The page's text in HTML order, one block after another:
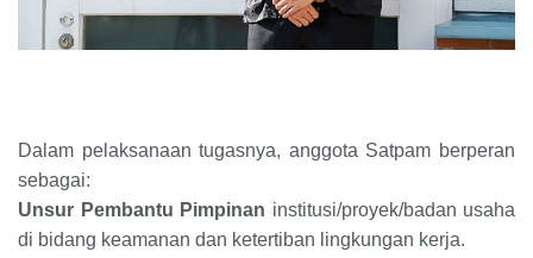
Dalam pelaksanaan tugasnya, anggota Satpam berperan
sebagai:
Unsur Pembantu Pimpinan institusi/proyek/badan usaha
di bidang keamanan dan ketertiban lingkungan kerja.